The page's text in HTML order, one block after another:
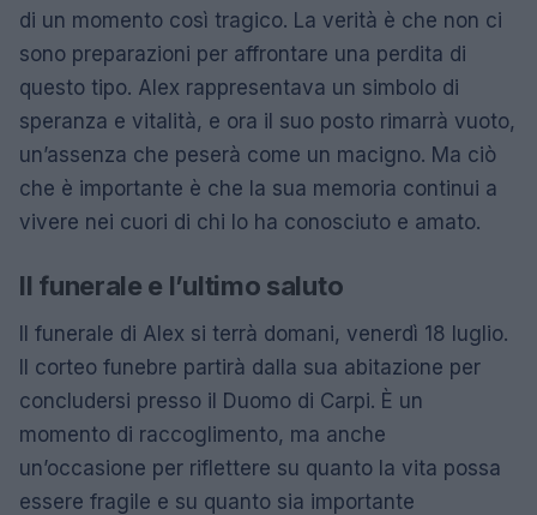
di un momento così tragico. La verità è che non ci
sono preparazioni per affrontare una perdita di
questo tipo. Alex rappresentava un simbolo di
speranza e vitalità, e ora il suo posto rimarrà vuoto,
un’assenza che peserà come un macigno. Ma ciò
che è importante è che la sua memoria continui a
vivere nei cuori di chi lo ha conosciuto e amato.
Il funerale e l’ultimo saluto
Il funerale di Alex si terrà domani, venerdì 18 luglio.
Il corteo funebre partirà dalla sua abitazione per
concludersi presso il Duomo di Carpi. È un
momento di raccoglimento, ma anche
un’occasione per riflettere su quanto la vita possa
essere fragile e su quanto sia importante